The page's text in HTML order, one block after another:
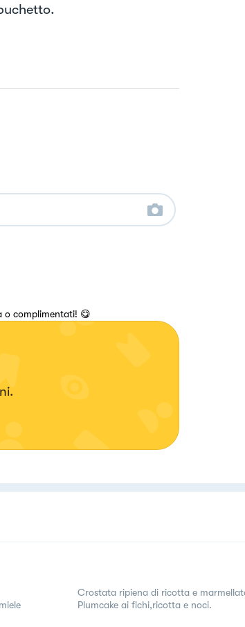
o complimentati! 😋
Crostata ripiena di ricotta e
Plumcake ai fichi,ricotta e noci.